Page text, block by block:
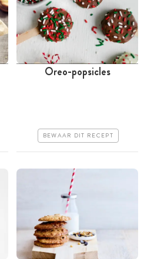
Makkelijk
Oreo-popsicles
BEWAAR DIT RECEPT